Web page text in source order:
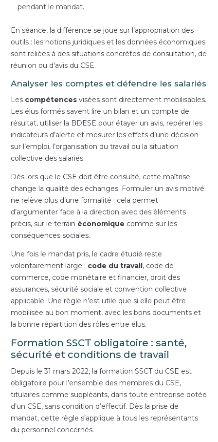
pendant le mandat.
En séance, la différence se joue sur l’appropriation des
outils : les notions juridiques et les données économiques
sont reliées à des situations concrètes de consultation, de
réunion ou d’avis du CSE.
Analyser les comptes et défendre les salariés
Les compétences visées sont directement mobilisables.
Les élus formés savent lire un bilan et un compte de
résultat, utiliser la BDESE pour étayer un avis, repérer les
indicateurs d’alerte et mesurer les effets d’une décision
sur l’emploi, l’organisation du travail ou la situation
collective des salariés.
Dès lors que le CSE doit être consulté, cette maîtrise
change la qualité des échanges. Formuler un avis motivé
ne relève plus d’une formalité : cela permet
d’argumenter face à la direction avec des éléments
précis, sur le terrain économique comme sur les
conséquences sociales.
Une fois le mandat pris, le cadre étudié reste
volontairement large : code du travail, code de
commerce, code monétaire et financier, droit des
assurances, sécurité sociale et convention collective
applicable. Une règle n’est utile que si elle peut être
mobilisée au bon moment, avec les bons documents et
la bonne répartition des rôles entre élus.
Formation SSCT obligatoire : santé,
sécurité et conditions de travail
Depuis le 31 mars 2022, la formation SSCT du CSE est
obligatoire pour l’ensemble des membres du CSE,
titulaires comme suppléants, dans toute entreprise dotée
d’un CSE, sans condition d’effectif. Dès la prise de
mandat, cette règle s’applique à tous les représentants
du personnel concernés.